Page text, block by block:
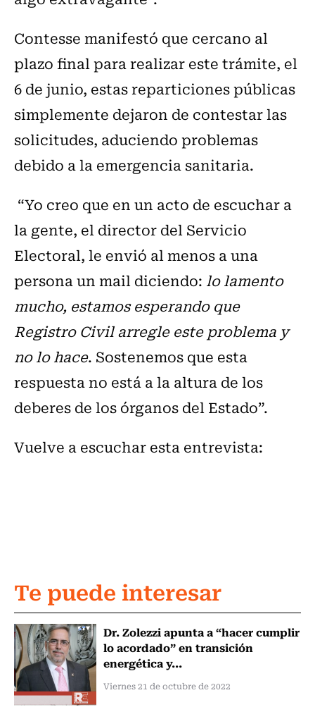
Contesse manifestó que cercano al
plazo final para realizar este trámite, el
6 de junio, estas reparticiones públicas
simplemente dejaron de contestar las
solicitudes, aduciendo problemas
debido a la emergencia sanitaria.
“Yo creo que en un acto de escuchar a
la gente, el director del Servicio
Electoral, le envió al menos a una
persona un mail diciendo: lo lamento
mucho, estamos esperando que
Registro Civil arregle este problema y
no lo hace. Sostenemos que esta
respuesta no está a la altura de los
deberes de los órganos del Estado”.
Vuelve a escuchar esta entrevista:
Te puede interesar
Dr. Zolezzi apunta a “hacer cumplir
lo acordado” en transición
energética y...
Viernes 21 de octubre de 2022